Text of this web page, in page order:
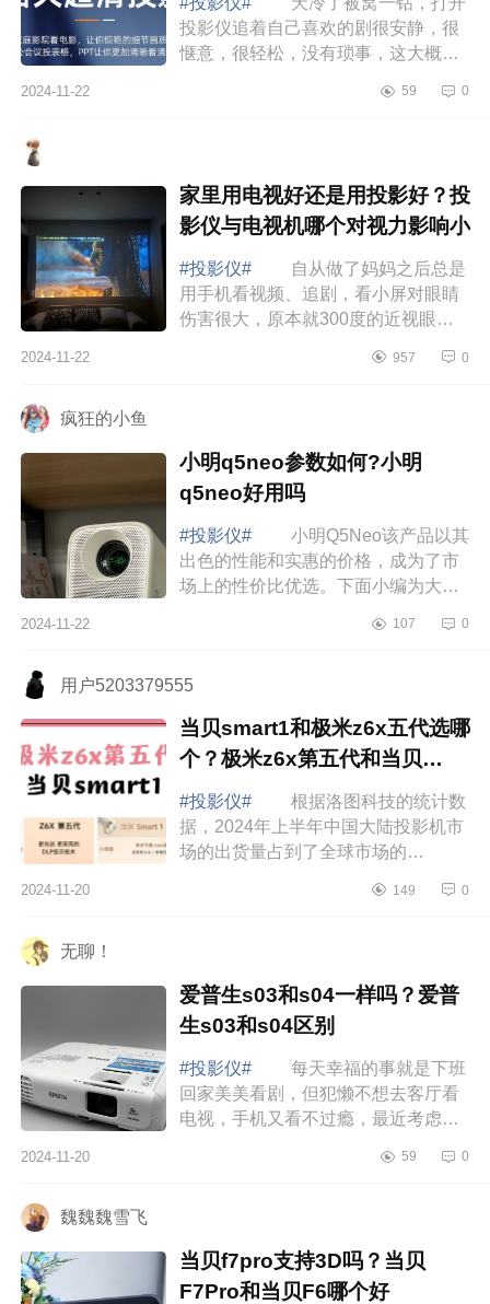
投影仪追着自己喜欢的剧很安静，很
惬意，很轻松，没有琐事，这大概是
下面小编为大家介绍下声米投影仪质
2024-11-22 59 0
家里用电视好还是用投影好？投
影仪与电视机哪个对视力影响小
#投影仪#
自从做了妈妈之后总是
用手机看视频、追剧，看小屏对眼睛
伤害很大，原本就300度的近视眼一
物色投影仪或者电视机，下面小编为
2024-11-22 957 0
疯狂的小鱼
小明q5neo参数如何?小明
q5neo好用吗
#投影仪#
小明Q5Neo该产品以其
出色的性能和实惠的价格，成为了市
场上的性价比优选。下面小编为大家
q5neo好用吗 小明q5neo参数如
2024-11-22 107 0
用户5203379555
当贝smart1和极米z6x五代选哪
个？极米z6x第五代和当贝
smart1哪个好
#投影仪#
根据洛图科技的统计数
据，2024年上半年中国大陆投影机市
场的出货量占到了全球市场的
的出货量有望达到2000万台，销售额
2024-11-20 149 0
无聊！
爱普生s03和s04一样吗？爱普
生s03和s04区别
#投影仪#
每天幸福的事就是下班
回家美美看剧，但犯懒不想去客厅看
电视，手机又看不过瘾，最近考虑入
普生s03和s04一样吗？爱普生s03和
2024-11-20 59 0
魏魏魏雪飞
当贝f7pro支持3D吗？当贝
F7Pro和当贝F6哪个好